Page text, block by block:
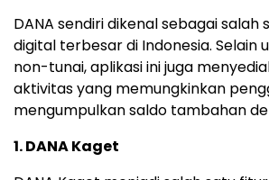
DANA sendiri dikenal sebagai salah
digital terbesar di Indonesia. Selain
non-tunai, aplikasi ini juga
aktivitas yang memungkinkan
mengumpulkan saldo tambahan
1. DANA Kaget